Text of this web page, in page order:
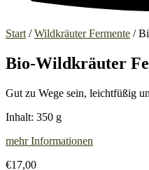
Start /Wildkräuter Fermente /
Bio-Wildkräuter
Gut zu Wege sein, leichtfüßig
Inhalt: 350 g
mehr Informationen
€17,00